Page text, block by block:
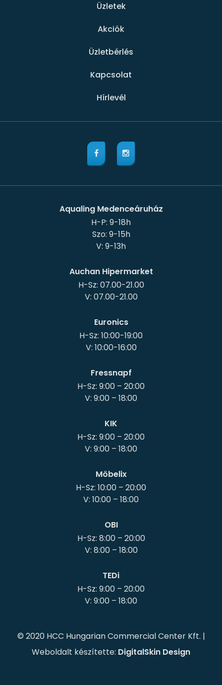
Üzletek
Akciók
Üzletbérlés
Kapcsolat
Hírlevél
Aqualing Medenceáruház
H-P: 9-18h
Szo: 9-15h
Auchan Hipermarket
H-Sz: 07.00-21.00
V: 07.00-21.00
Euronics
H-Sz: 10:00-19:00
V: 10:00-16:00
Fressnapf
H-Sz: 9:00 – 20:00
KIK
H-Sz: 9:00 – 20:00
Möbelix
H-Sz: 10:00 – 20:00
OBI
H-Sz: 8:00 – 20:00
V: 8:00 – 18:00
TEDi
H-Sz: 9:00 – 20:00
© 2020 HCC Hungarian Commercial Center Kft. |
Weboldalt készítette: DigitalSkin Design